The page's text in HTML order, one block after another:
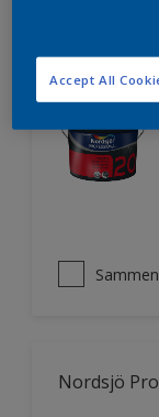
Nordsjö
Nordsjö
Accept All